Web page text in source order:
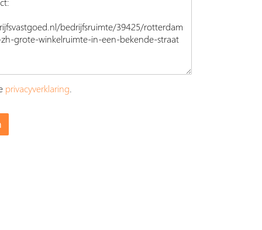
privacyverklaring